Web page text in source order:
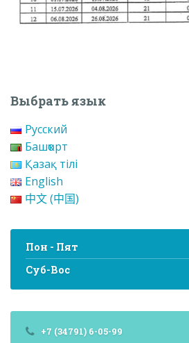
Выбрать язык
Русский
Башҡорт
Қазақ тілі
English
中文 (中国)
Пон - Пят
Суб-Вос
+7 (34791) 6-05-99